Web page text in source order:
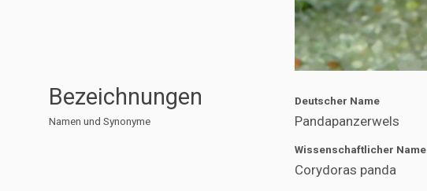
Bezeichnungen
Namen und Synonyme
Deutscher Name
Pandapanzerwels
Wissenschaftlicher Name
Corydoras panda